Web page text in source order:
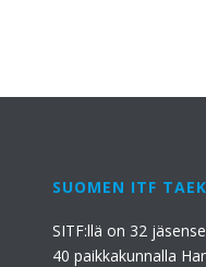
SUOMEN ITF
SITF:llä on 32
40 paikkakunnalla